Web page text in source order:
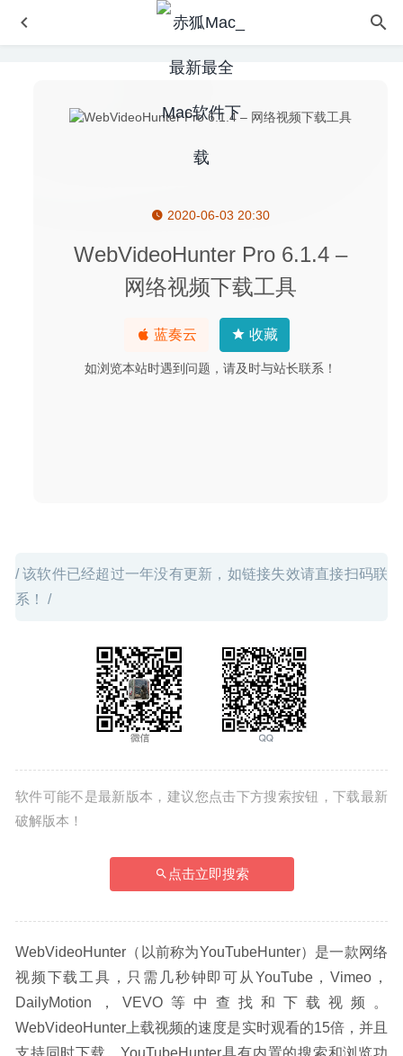
2020-06-03 20:30
WebVideoHunter Pro 6.1.4 –
网络视频下载工具
蓝奏云 收藏
如浏览本站时遇到问题，请及时与站长联系！
/ 该软件已经超过一年没有更新，如链接失效请直接扫码联
系！ /
软件可能不是最新版本，建议您点击下方搜索按钮，下载最新
破解版本！
点击立即搜索
WebVideoHunter（以前称为YouTubeHunter）是一款网络
视频下载工具，只需几秒钟即可从YouTube，Vimeo，
DailyMotion，VEVO等中查找和下载视频。
WebVideoHunter上载视频的速度是实时观看的15倍，并且
支持同时下载。YouTubeHunter具有内置的搜索和浏览功
DxO PhotoLab 3 ELITE Edition 3.3.2.58 – 强大的RAW图
Fig Player 1.3.37 中文版 – 简洁的视频播放器
CAD迷你看图 4.4.1 中文版-CAD文件DWG快速查看工具
Tenorshare iCareFone 6.0.1.1 for Mac中文版-ios设备管理
及优化加速软件 2020-03-25